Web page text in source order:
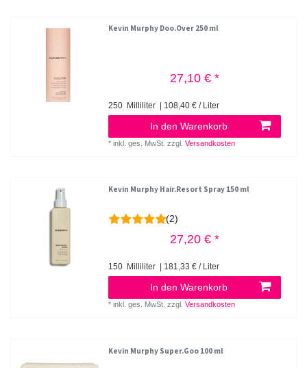
Kevin Murphy Doo.Over 250 ml
27,10 € *
250 Milliliter | 108,40 € / Liter
In den Warenkorb
*inkl. ges. MwSt. zzgl.Versandkosten
Kevin Murphy Hair.Resort Spray 150 ml
(2)
27,20 € *
150 Milliliter | 181,33 € / Liter
In den Warenkorb
*inkl. ges. MwSt. zzgl.Versandkosten
Kevin Murphy Super.Goo 100 ml